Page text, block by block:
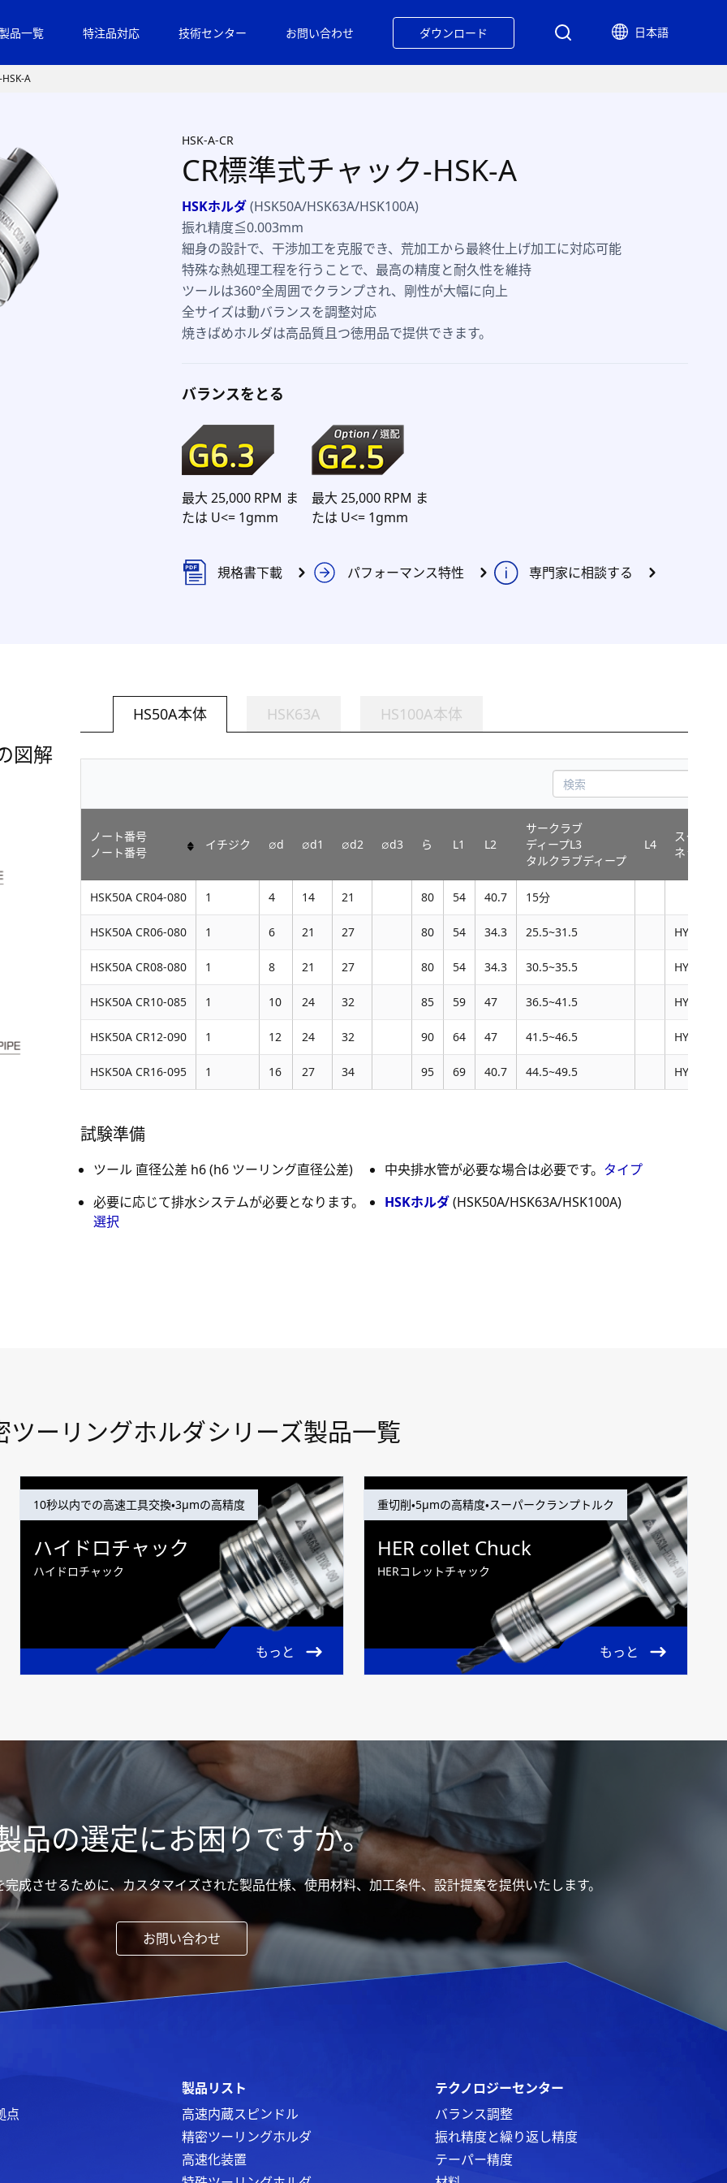
品一覧 特注品対応 技術センター お問い合わせ ダウンロード 日本語
A
HSK-A-CR
CR標準式チャック-HSK-A
HSKホルダ(HSK50A/HSK63A/HSK100A)
振れ精度≦0.003mm
細身の設計で、干渉加工を克服でき、荒加工から最終仕上げ加工に対応可能
特殊な熱処理工程を行うことで、最高の精度と耐久性を維持
ツールは360°全周囲でクランプされ、剛性が大幅に向上
全サイズは動バランスを調整対応
焼きばめホルダは高品質且つ徳用品で提供できます。
バランスをとる
最大 25,000 RPM ま
たは U<= 1gmm
最大 25,000 RPM ま
たは U<= 1gmm
規格書下載 パフォーマンス特性 専門家に相談する
図解
HS50A本体 HSK63A HS100A本体
検索
ノート番号
ノート番号
イチジク ∅d ∅d1 ∅d2 ∅d3 ら L1 L2
サークラブ
ディープL3
タルクラブディープ
L4
スクル
ネットワ
HSK50A CR04-080 1 4 14 21 80 54 40.7 15分
HSK50A CR06-080 1 6 21 27 80 54 34.3 25.5~31.5 HY06-M5
HSK50A CR08-080 1 8 21 27 80 54 34.3 30.5~35.5 HY08-M6
HSK50A CR10-085 1 10 24 32 85 59 47 36.5~41.5 HY08-M6
HSK50A CR12-090 1 12 24 32 90 64 47 41.5~46.5 HY14-M8
HSK50A CR16-095 1 16 27 34 95 69 40.7 44.5~49.5 HY18-
試験準備
ツール 直径公差 h6 (h6 ツーリング直径公差) 中央排水管が必要な場合は必要です。 タイプ
必要に応じて排水システムが必要となります。
選択
HSKホルダ(HSK50A/HSK63A/HSK100A)
ツーリングホルダシリーズ製品一覧
10秒以内での高速工具交換・3μmの高精度
ハイドロチャック
ハイドロチャック
もっと
重切削・5μmの高精度・スーパークランプトルク
HER collet Chuck
HERコレットチャック
もっと
品の選定にお困りですか。
成させるために、カスタマイズされた製品仕様、使用材料、加工条件、設計提案を提供いたします。
お問い合わせ
点
製品リスト
高速内蔵スピンドル
精密ツーリングホルダ
高速化装置
テクノロジーセンター
バランス調整
振れ精度と繰り返し精度
テーパー精度